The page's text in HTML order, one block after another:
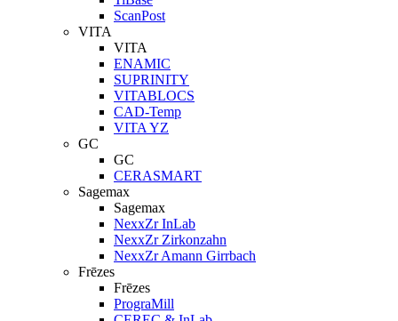
ScanPost
VITA
VITA
ENAMIC
SUPRINITY
VITABLOCS
CAD-Temp
VITA YZ
GC
GC
CERASMART
Sagemax
Sagemax
NexxZr InLab
NexxZr Zirkonzahn
NexxZr Amann Girrbach
Frēzes
Frēzes
PrograMill